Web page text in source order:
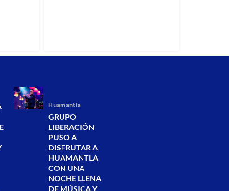
Huamantla
GRUPO
LIBERACIÓN
PUSO A
DISFRUTAR A
HUAMANTLA
CON UNA
NOCHE LLENA
DE MÚSICA Y